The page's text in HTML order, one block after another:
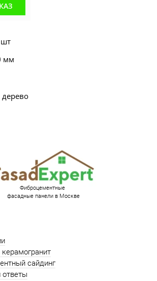
мм
сайдинг
Фиброцементные
фасадные панели в Москве